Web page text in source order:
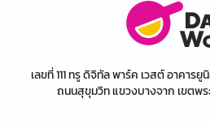
เลขที่ 111 ทรู ดิจิทัล พาร์ค เวสต์ อาคาร
ถนนสุขุมวิท แขวงบางจาก เขตพร